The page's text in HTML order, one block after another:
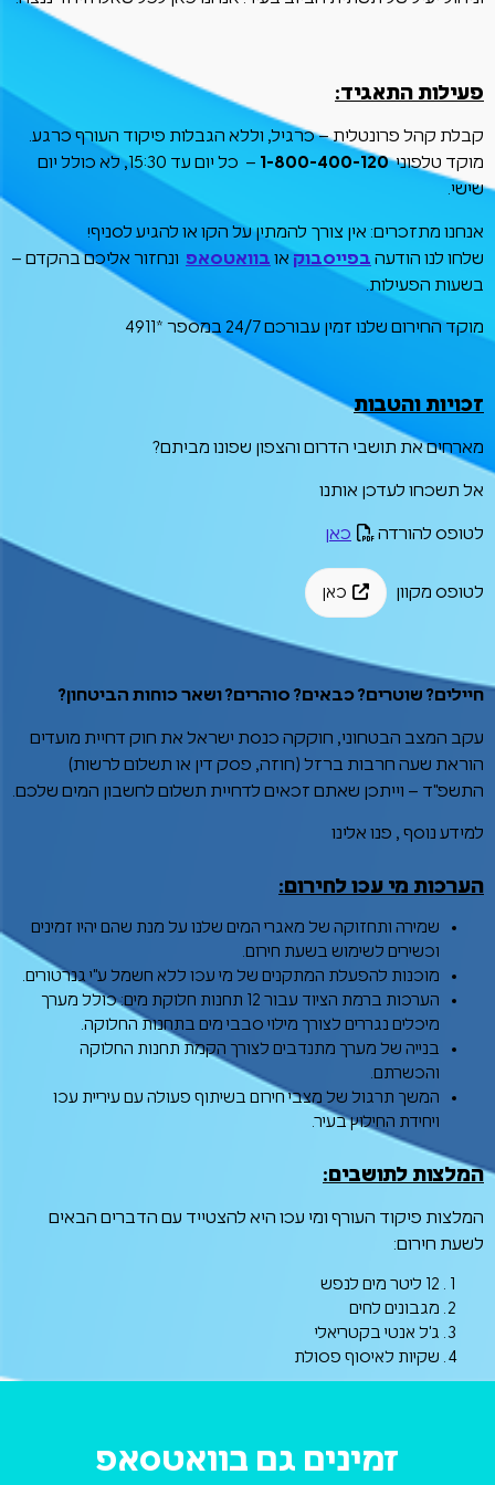
פעילות התאגיד:
קבלת קהל פרונטלית – כרגיל, וללא הגבלות פיקוד העורף כרגע.
מוקד טלפוני1-800-400-120
– כל יום עד 15:30, לא כולל יום
שישי.
אנחנו מתזכרים: אין צורך להמתין על הקו או להגיע לסניף!
שלחו לנו הודעה בפייסבוק או בוואטסאפ ונחזור אליכם בהקדם –
בשעות הפעילות.
מוקד החירום שלנו זמין עבורכם 24/7 במספר *4911
זכויות והטבות
מארחים את תושבי הדרום והצפון שפונו מביתם?
אל תשכחו לעדכן אותנו
לטופס להורדה כאן
לטופס מקוון כאן
חיילים? שוטרים? כבאים? סוהרים? ושאר כוחות הביטחון?
עקב המצב הבטחוני, חוקקה כנסת ישראל את חוק דחיית מועדים
הוראת שעה חרבות ברזל (חוזה, פסק דין או תשלום לרשות)
התשפ"ד – וייתכן שאתם זכאים לדחיית תשלום לחשבון המים שלכם.
למידע נוסף , פנו אלינו
הערכות מי עכו לחירום:
שמירה ותחזוקה של מאגרי המים שלנו על מנת שהם יהיו זמינים
וכשירים לשימוש בשעת חירום.
מוכנות להפעלת המתקנים של מי עכו ללא חשמל ע"י גנרטורים.
הערכות ברמת הציוד עבור 12 תחנות חלוקת מים: כולל מערך
מיכלים נגררים לצורך מילוי סבבי מים בתחנות החלוקה.
בנייה של מערך מתנדבים לצורך הקמת תחנות החלוקה
והכשרתם.
המשך תרגול של מצבי חירום בשיתוף פעולה עם עיריית עכו
ויחידת החילוץ בעיר.
המלצות לתושבים:
המלצות פיקוד העורף ומי עכו היא להצטייד עם הדברים הבאים
לשעת חירום:
12 ליטר מים לנפש
מגבונים לחים
ג'ל אנטי בקטריאלי
שקיות לאיסוף פסולת
זמינים גם בוואטסאפ